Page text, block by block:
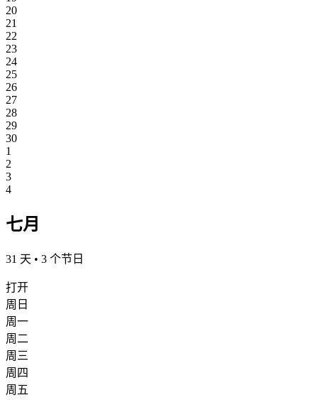
20
21
22
23
24
25
26
27
28
29
30
1
2
3
4
七月
31 天 • 3 个节日
打开
周日
周一
周二
周三
周四
周五